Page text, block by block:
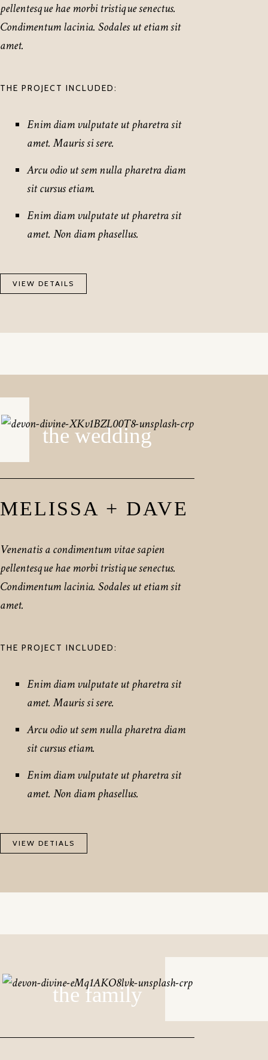
pellentesque hae morbi tristique senectus.
Condimentum lacinia. Sodales ut etiam sit
amet.
THE PROJECT INCLUDED:
Enim diam vulputate ut pharetra sit
amet. Mauris si sere.
Arcu odio ut sem nulla pharetra diam
sit cursus etiam.
Enim diam vulputate ut pharetra sit
amet. Non diam phasellus.
VIEW DETAILS
the wedding
MELISSA + DAVE
Venenatis a condimentum vitae sapien
pellentesque hae morbi tristique senectus.
Condimentum lacinia. Sodales ut etiam sit
amet.
THE PROJECT INCLUDED:
Enim diam vulputate ut pharetra sit
amet. Mauris si sere.
Arcu odio ut sem nulla pharetra diam
sit cursus etiam.
Enim diam vulputate ut pharetra sit
amet. Non diam phasellus.
VIEW DETIALS
the family